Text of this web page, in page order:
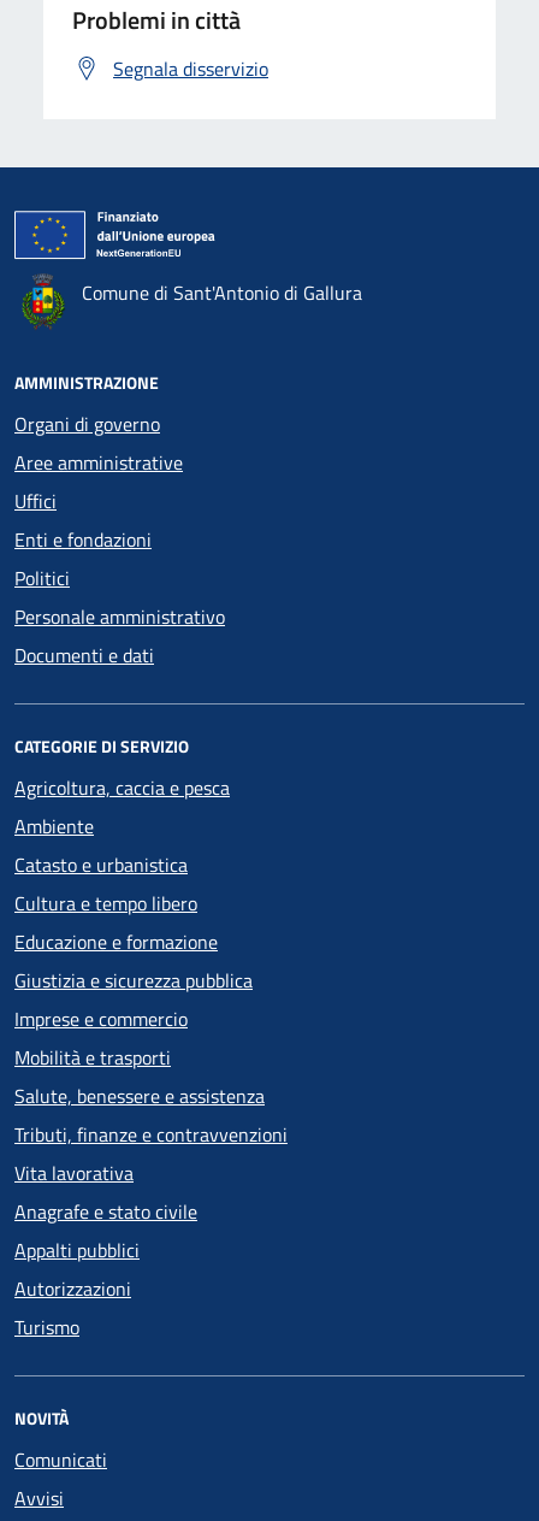
Problemi in città
Segnala disservizio
Comune di Sant'Antonio di Gallura
AMMINISTRAZIONE
Organi di governo
Aree amministrative
Uffici
Enti e fondazioni
Politici
Personale amministrativo
Documenti e dati
CATEGORIE DI SERVIZIO
Agricoltura, caccia e pesca
Ambiente
Catasto e urbanistica
Cultura e tempo libero
Educazione e formazione
Giustizia e sicurezza pubblica
Imprese e commercio
Mobilità e trasporti
Salute, benessere e assistenza
Tributi, finanze e contravvenzioni
Vita lavorativa
Anagrafe e stato civile
Appalti pubblici
Autorizzazioni
Turismo
NOVITÀ
Comunicati
Avvisi